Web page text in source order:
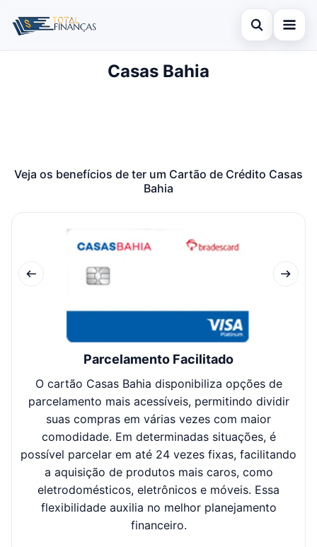
Abrir busca
Casas Bahia
Veja os benefícios de ter um Cartão de Crédito Casas
Bahia
Parcelamento Facilitado
O cartão Casas Bahia disponibiliza opções de
parcelamento mais acessíveis, permitindo dividir
suas compras em várias vezes com maior
comodidade. Em determinadas situações, é
possível parcelar em até 24 vezes fixas, facilitando
a aquisição de produtos mais caros, como
eletrodomésticos, eletrônicos e móveis. Essa
flexibilidade auxilia no melhor planejamento
financeiro.